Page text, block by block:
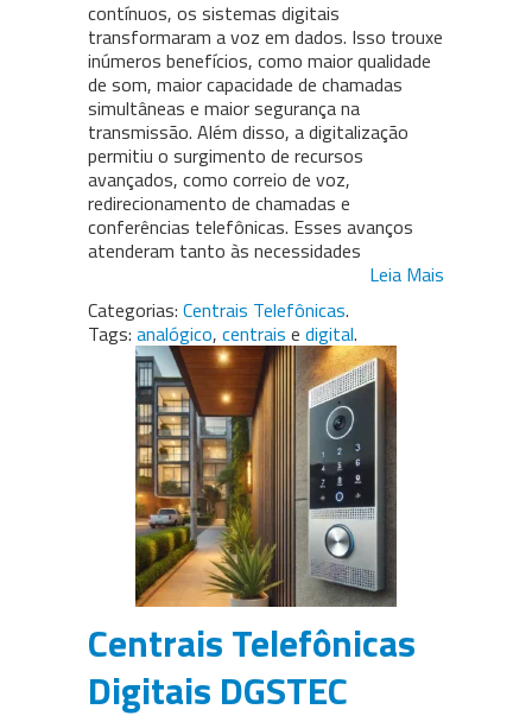
contínuos, os sistemas digitais
transformaram a voz em dados. Isso trouxe
inúmeros benefícios, como maior qualidade
de som, maior capacidade de chamadas
simultâneas e maior segurança na
transmissão. Além disso, a digitalização
permitiu o surgimento de recursos
avançados, como correio de voz,
redirecionamento de chamadas e
conferências telefônicas. Esses avanços
atenderam tanto às necessidades
Leia Mais
Categorias: Centrais Telefônicas.
Tags: analógico, centrais e digital.
Centrais Telefônicas
Digitais DGSTEC